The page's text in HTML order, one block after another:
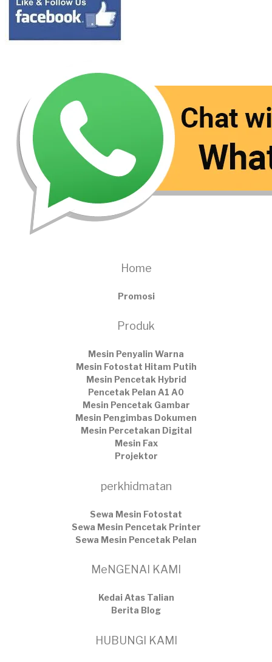
Home
Promosi
Produk
Mesin Penyalin Warna
Mesin Fotostat Hitam Putih
Mesin Pencetak Hybrid
Pencetak Pelan A1 A0
Mesin Pencetak Gambar
Mesin Pengimbas Dokumen
Mesin Percetakan Digital
Mesin Fax
Projektor
perkhidmatan
Sewa Mesin Fotostat
Sewa Mesin Pencetak Printer
Sewa Mesin Pencetak Pelan
MeNGENAI KAMI
Kedai Atas Talian
​Berita Blog
HUBUNGI KAMI